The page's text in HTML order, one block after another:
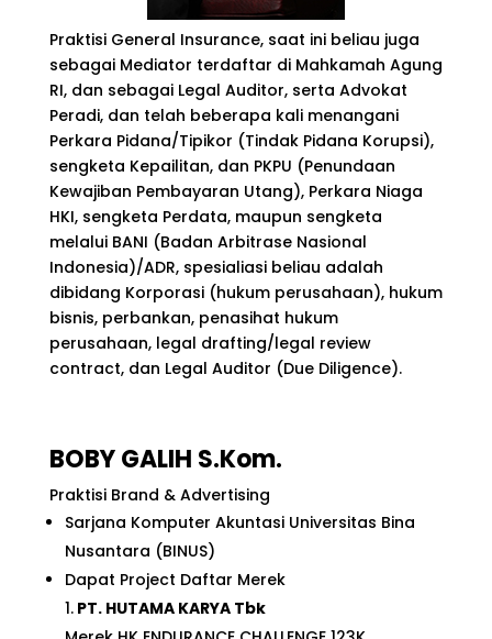
Praktisi General Insurance, saat ini beliau juga
sebagai Mediator terdaftar di Mahkamah Agung
RI, dan sebagai Legal Auditor, serta Advokat
Peradi, dan telah beberapa kali menangani
Perkara Pidana/Tipikor (Tindak Pidana Korupsi),
sengketa Kepailitan, dan PKPU (Penundaan
Kewajiban Pembayaran Utang), Perkara Niaga
HKI, sengketa Perdata, maupun sengketa
melalui BANI (Badan Arbitrase Nasional
Indonesia)/ADR, spesialiasi beliau adalah
dibidang Korporasi (hukum perusahaan), hukum
bisnis, perbankan, penasihat hukum
perusahaan, legal drafting/legal review
contract, dan Legal Auditor (Due Diligence).
BOBY GALIH S.Kom.
Praktisi Brand & Advertising
Sarjana Komputer Akuntasi Universitas Bina
Nusantara (BINUS)
Dapat Project Daftar Merek
1.PT. HUTAMA KARYA Tbk